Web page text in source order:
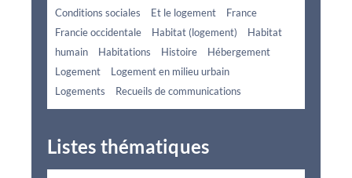
Conditions sociales
Et le logement
France
Francie occidentale
Habitat (logement)
Habitat
humain
Habitations Histoire
Hébergement
Logement
Logement en milieu urbain
Logements
Recueils de communications
Listes thématiques